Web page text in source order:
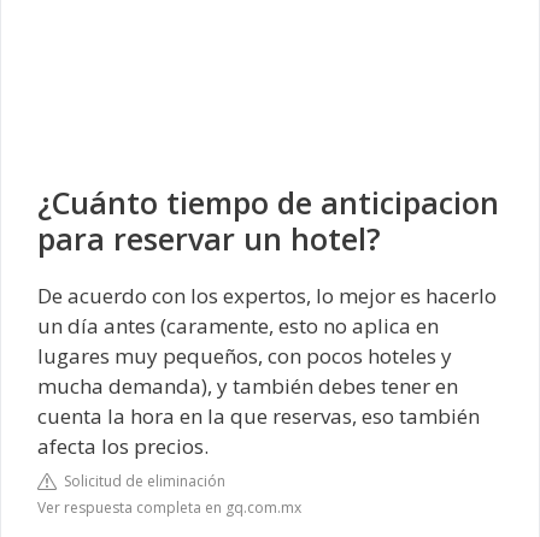
¿Cuánto tiempo de anticipacion
para reservar un hotel?
De acuerdo con los expertos, lo mejor es hacerlo
un día antes (caramente, esto no aplica en
lugares muy pequeños, con pocos hoteles y
mucha demanda), y también debes tener en
cuenta la hora en la que reservas, eso también
afecta los precios.
Solicitud de eliminación
Ver respuesta completa en gq.com.mx